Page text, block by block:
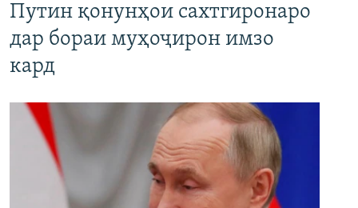
Путин қонунҳои сахтгиронаро
дар бораи муҳоҷирон имзо
кард